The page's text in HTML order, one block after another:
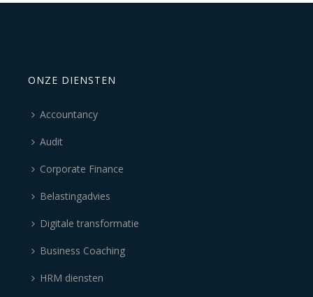
ONZE DIENSTEN
Accountancy
Audit
Corporate Finance
Belastingadvies
Digitale transformatie
Business Coaching
HRM diensten